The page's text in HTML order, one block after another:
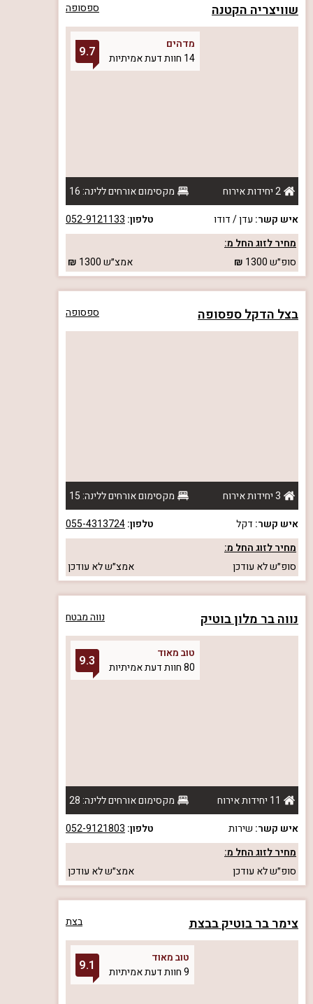
שוויצריה הקטנה ספסופה
מדהים
14 חוות דעת אמיתיות
9.7
2 יחידות אירוח
מקסימום אורחים ללינה: 16
איש קשר: עדן / דודו טלפון: 052-9121133
מחיר לזוג החל מ:
סופ״ש1300 אמצ״ש1300
בצל הדקל ספסופה ספסופה
3 יחידות אירוח
מקסימום אורחים ללינה: 15
איש קשר: דקל טלפון:055-4313724
מחיר לזוג החל מ:
סופ״שלא עודכן אמצ״שלא עודכן
נווה בר מלון בוטיק נווה מבטח
טוב מאוד
80 חוות דעת אמיתיות
9.3
11 יחידות אירוח
מקסימום אורחים ללינה: 28
איש קשר: שירות טלפון: 052-9121803
מחיר לזוג החל מ:
סופ״שלא עודכן אמצ״שלא עודכן
צימר בר בוטיק בבצת בצת
טוב מאוד
9 חוות דעת אמיתיות
9.1